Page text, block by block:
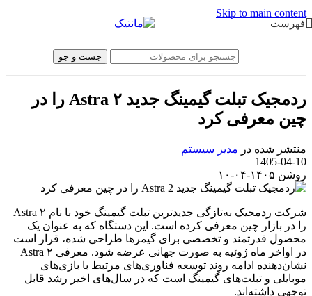
Skip to main content
فهرست
جست و جو
ردمجیک تبلت گیمینگ جدید Astra ۲ را در
چین معرفی کرد
منتشر شده در مدیر سیستم
1405-04-10
روشن ۱۴۰۵-۰۴-۱۰
شرکت ردمجیک به‌تازگی جدیدترین تبلت گیمینگ خود با نام Astra ۲
را در بازار چین معرفی کرده است. این دستگاه که به عنوان یک
محصول قدرتمند و تخصصی برای گیمرها طراحی شده، قرار است
در اواخر ماه ژوئیه به صورت جهانی عرضه شود. معرفی Astra ۲
نشان‌دهنده ادامه روند توسعه فناوری‌های مرتبط با بازی‌های
موبایلی و تبلت‌های گیمینگ است که در سال‌های اخیر رشد قابل
توجهی داشته‌اند.